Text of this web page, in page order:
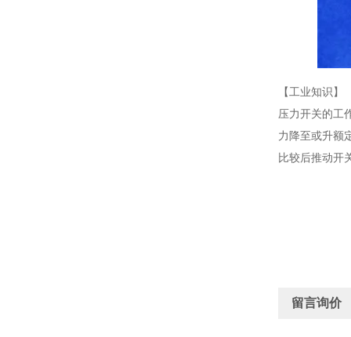
【工业知识】
压力开关的工
力降至或升额
比较后推动开
留言询价